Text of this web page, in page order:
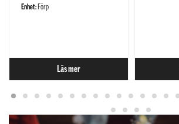
Enhet: Förp
Läs mer